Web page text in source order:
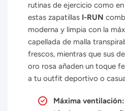
rutinas de ejercicio como
estas zapatillas I-RUN
moderna y limpia con la
capellada de malla
frescos, mientras que sus
oro rosa añaden un toque
a tu outfit deportivo o
Máxima ventilación: